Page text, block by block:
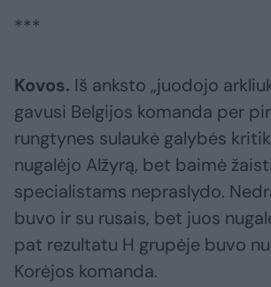
***
Kovos. Iš anksto „juodojo
gavusi Belgijos komanda per
rungtynes sulaukė galybės
nugalėjo Alžyrą, bet baimė
specialistams nepraslydo.
buvo ir su rusais, bet juos
pat rezultatu H grupėje buvo
Korėjos komanda.